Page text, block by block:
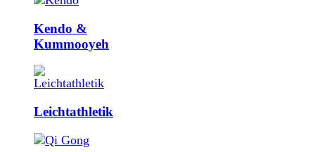
Kendo &
Kummooyeh
Leicht­athletik